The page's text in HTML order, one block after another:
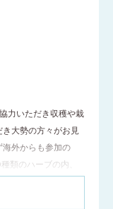
力いただき収穫や栽
大勢の方々がお見
海外からも参加の
類のハーブの内、
ウム、オトギリソ